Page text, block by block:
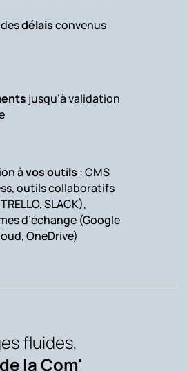
délaisconvenus
jusqu’à validation
àvos outils : CMS
outils collaboratifs
SLACK),
d’échange (Google
OneDrive)
fluides,
la Com'